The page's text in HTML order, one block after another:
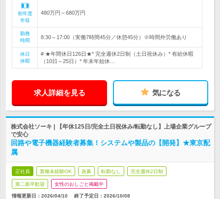
初年度
年収
480万円～680万円
勤務
時間
8:30～17:00（実働7時間45分／休憩45分）※時間外労働あり
休日
休暇
# ★年間休日126日★* 完全週休2日制（土日祝休み）* 有給休暇
（10日～25日）* 年末年始休…
求人詳細を見る 気になる
株式会社ソーキ | 【年休125日/完全土日祝休み/転勤なし】上場企業グループ
で安心
回路や電子機器経験者募集！システムや製品の【開発】★東京配
属
正社員 業種未経験OK 急募 転勤なし 完全週休2日制
第二新卒歓迎 女性のおしごと掲載中
情報更新日：2026/04/10 終了予定日： 2026/10/08